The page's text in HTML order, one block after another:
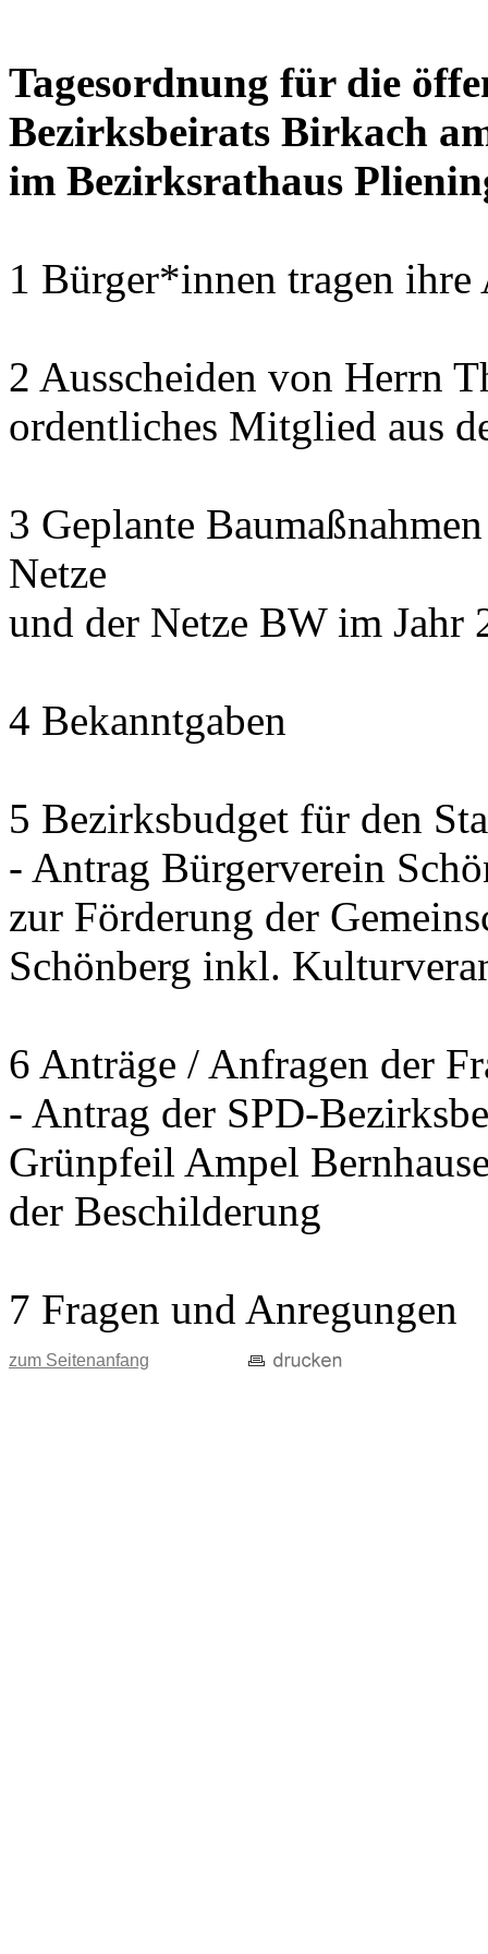
Tagesordnung für die
Bezirksbeirats Birkach
im Bezirksrathaus
1 Bürger*innen tragen
2 Ausscheiden von Herrn
ordentliches Mitglied aus
3 Geplante
Netze
und der Netze BW im Jahr
4 Bekanntgaben
5 Bezirksbudget für den
- Antrag Bürgerverein
zur Förderung der
Schönberg inkl.
6 Anträge / Anfragen der
- Antrag der SPD-
Grünpfeil Ampel
der Beschilderung
7 Fragen und Anregungen
zum Seitenanfang